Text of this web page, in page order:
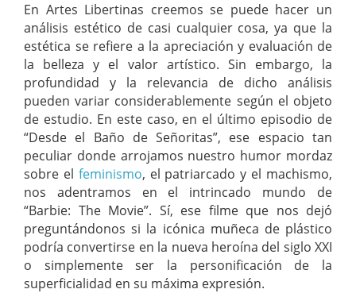
En Artes Libertinas creemos se puede hacer un
análisis estético de casi cualquier cosa, ya que la
estética se refiere a la apreciación y evaluación de
la belleza y el valor artístico. Sin embargo, la
profundidad y la relevancia de dicho análisis
pueden variar considerablemente según el objeto
de estudio. En este caso, en el último episodio de
“Desde el Baño de Señoritas”, ese espacio tan
peculiar donde arrojamos nuestro humor mordaz
sobre el feminismo, el patriarcado y el machismo,
nos adentramos en el intrincado mundo de
“Barbie: The Movie”. Sí, ese filme que nos dejó
preguntándonos si la icónica muñeca de plástico
podría convertirse en la nueva heroína del siglo XXI
o simplemente ser la personificación de la
superficialidad en su máxima expresión.